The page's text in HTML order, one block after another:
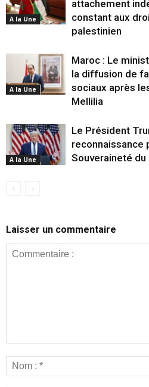
A la Une
attachement
constant aux
palestinien
A la Une
Maroc : Le
la diffusion de
sociaux après
Mellilia
A la Une
Le Président
reconnaissance
Souveraineté du
Laisser un commentaire